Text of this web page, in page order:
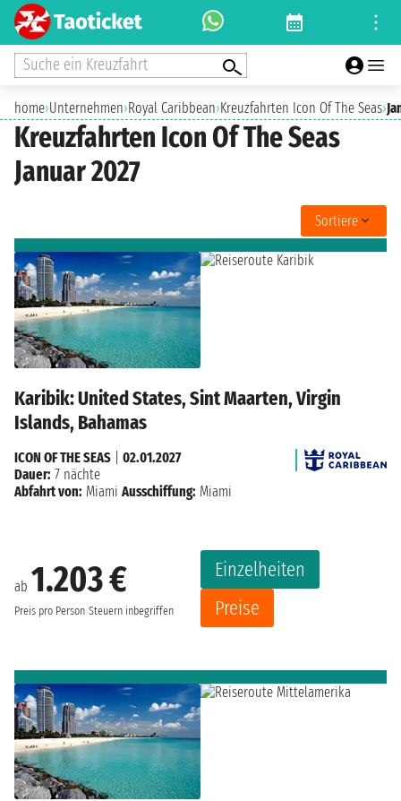
Suche ein Kreuzfahrt
home›Unternehmen›Royal Caribbean›Kreuzfahrten Icon Of The Seas›
Kreuzfahrten Icon Of The Seas
Januar 2027
Sortiere
Karibik: United States, Sint Maarten, Virgin
Islands, Bahamas
ab 1.203 €
Preis pro Person Steuern inbegriffen
Einzelheiten
Preise
ICON OF THE SEAS
02.01.2027
Dauer: 7 nächte
Abfahrt von: Miami Ausschiffung: Miami